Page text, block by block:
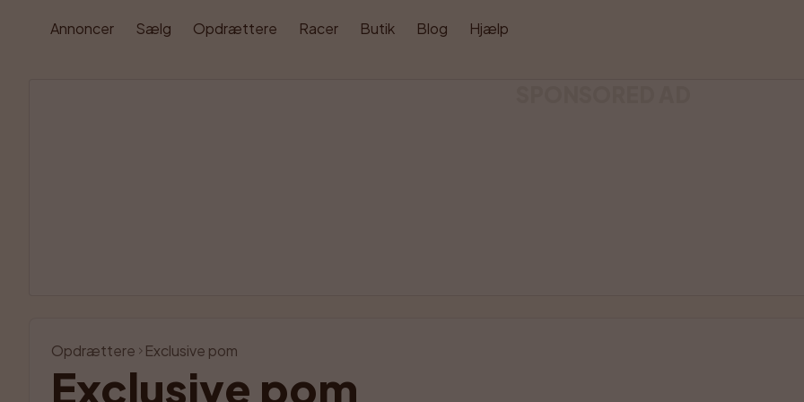
Annoncer Sælg Opdrættere Racer Butik Blog Hjælp
Opdrættere Exclusive pom
Exclusive pom